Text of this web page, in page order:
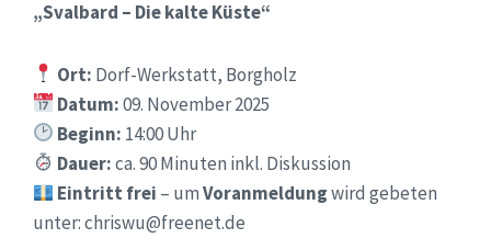
„Svalbard – Die kalte Küste“
Ort: Dorf-Werkstatt, Borgholz
Datum:09. November 2025
Beginn: 14:00 Uhr
Dauer:ca. 90 Minuten inkl. Diskussion
Eintritt frei – umVoranmeldungwird gebeten
unter: chriswu@freenet.de